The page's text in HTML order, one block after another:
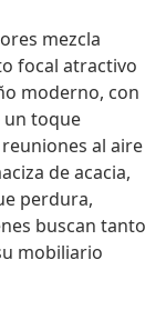
mezcla
focal atractivo
moderno, con
un toque
al aire
de acacia,
perdura,
buscan tanto
mobiliario